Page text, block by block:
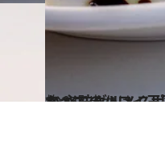
2023.6.6
かつてのハワイ王国の首都・マウイは いまや美食
旅＆お出かけ